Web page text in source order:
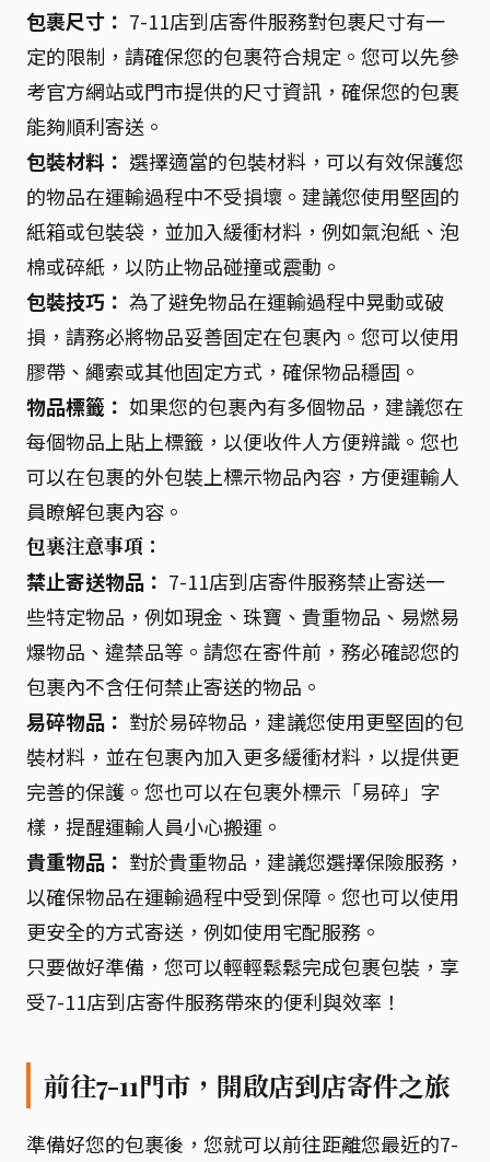
包裹尺寸： 7-11店到店寄件服務對包裹尺寸有一
定的限制，請確保您的包裹符合規定。您可以先參
考官方網站或門市提供的尺寸資訊，確保您的包裹
能夠順利寄送。
包裝材料： 選擇適當的包裝材料，可以有效保護您
的物品在運輸過程中不受損壞。建議您使用堅固的
紙箱或包裝袋，並加入緩衝材料，例如氣泡紙、泡
棉或碎紙，以防止物品碰撞或震動。
包裝技巧： 為了避免物品在運輸過程中晃動或破
損，請務必將物品妥善固定在包裹內。您可以使用
膠帶、繩索或其他固定方式，確保物品穩固。
物品標籤： 如果您的包裹內有多個物品，建議您在
每個物品上貼上標籤，以便收件人方便辨識。您也
可以在包裹的外包裝上標示物品內容，方便運輸人
員瞭解包裹內容。
包裹注意事項：
禁止寄送物品： 7-11店到店寄件服務禁止寄送一
些特定物品，例如現金、珠寶、貴重物品、易燃易
爆物品、違禁品等。請您在寄件前，務必確認您的
包裹內不含任何禁止寄送的物品。
易碎物品： 對於易碎物品，建議您使用更堅固的包
裝材料，並在包裹內加入更多緩衝材料，以提供更
完善的保護。您也可以在包裹外標示「易碎」字
樣，提醒運輸人員小心搬運。
貴重物品： 對於貴重物品，建議您選擇保險服務，
以確保物品在運輸過程中受到保障。您也可以使用
更安全的方式寄送，例如使用宅配服務。
只要做好準備，您可以輕輕鬆鬆完成包裹包裝，享
受7-11店到店寄件服務帶來的便利與效率！
前往7-11門市，開啟店到店寄件之旅
準備好您的包裹後，您就可以前往距離您最近的7-